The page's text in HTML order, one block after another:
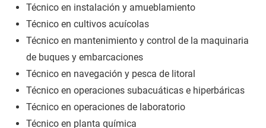
Técnico en instalación y amueblamiento
Técnico en cultivos acuícolas
Técnico en mantenimiento y control de la maquinaria
de buques y embarcaciones
Técnico en navegación y pesca de litoral
Técnico en operaciones subacuáticas e hiperbáricas
Técnico en operaciones de laboratorio
Técnico en planta química